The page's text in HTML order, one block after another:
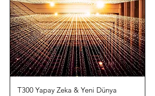
T300 Yapay Zeka & Yeni Dünya